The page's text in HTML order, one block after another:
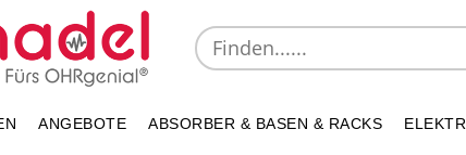
ANGEBOTE ABSORBER & BASEN & RACKS